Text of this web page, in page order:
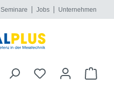
Seminare Jobs Unternehmen